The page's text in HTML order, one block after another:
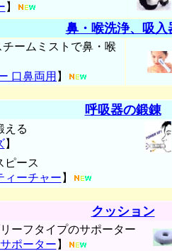
】
鼻・喉洗浄、吸入
チームミストで鼻・喉
口鼻両用 】
呼吸器の鍛錬
える
】
ピース
ィーチャー 】
クッション
ーフタイプのサポーター
ポーター 】